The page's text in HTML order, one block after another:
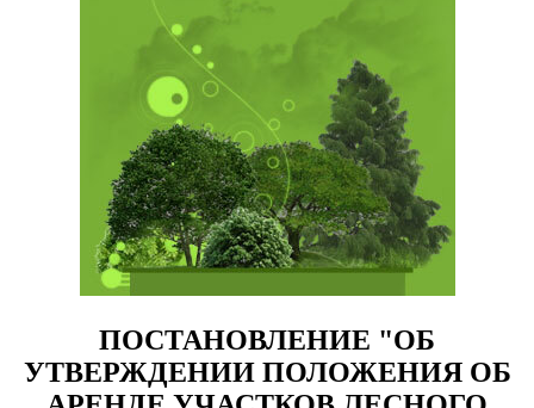
ПОСТАНОВЛЕНИЕ "ОБ
УТВЕРЖДЕНИИ ПОЛОЖЕНИЯ ОБ